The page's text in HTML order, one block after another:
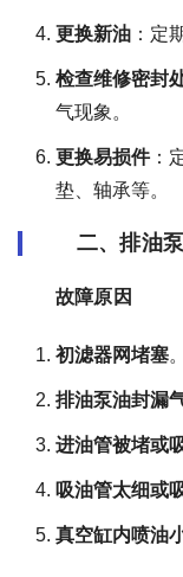
更换新油 ：定
检查维修密封
气现象。
更换易损件：
垫、轴承等。
二、排油
故障原因
初滤器网堵塞。
排油泵油封漏
进油管被堵或
吸油管太细或
真空缸内喷油